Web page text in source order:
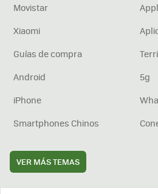
Movistar
Xiaomi
Guías de compra
Android
5g
iPhone
Smartphones Chinos
VER MÁS TEMAS